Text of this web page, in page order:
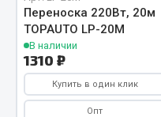
Двигатель
Система питания
Система выпуска газа
Система охлаждения
Переноска 220Вт, 20м
TOPAUTO LP-20M
В наличии
1310 ₽
Купить в один клик
Опт